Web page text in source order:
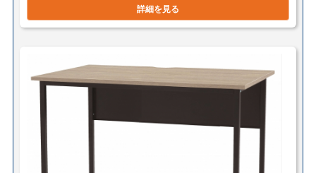
詳細を見る